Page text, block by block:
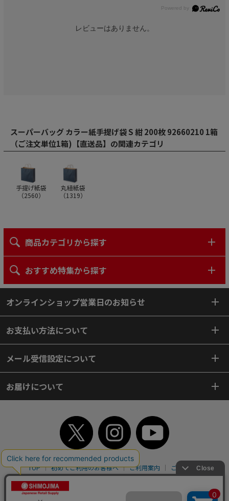
レビューはありません。
スーパーバッグ カラー紙手提げ袋 S 紺 200枚 92660210 1箱
（ご注文単位1箱)【直送品】の関連カテゴリ
手提げ紙袋
（2560）
丸紐紙袋
（1319）
商品カテゴリから探す
おすすめ特集から探す
オンラインショップ営業日のお知らせ
お支払い方法について
メール受信設定について
お届けについて
TOP 初めてご利用のお客様へ ご利用案内
ご利用規約
個人情報保護方針
特定商取引法
会社案内
よくあるご質問